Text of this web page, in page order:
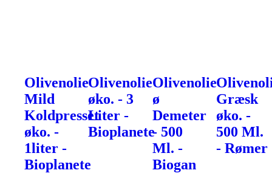
Olivenolie
Mild
Koldpresset
øko. -
1liter -
Bioplanete
Olivenolie
øko. - 3
Liter -
Bioplanete
Olivenolie
ø
Demeter
- 500
Ml. -
Biogan
Græsk
øko. -
500 Ml.
- Rømer